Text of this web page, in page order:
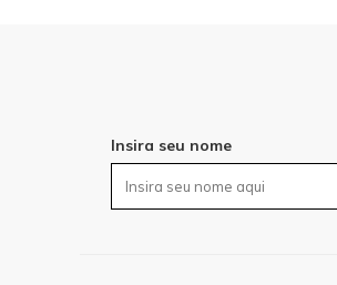
Insira seu nome